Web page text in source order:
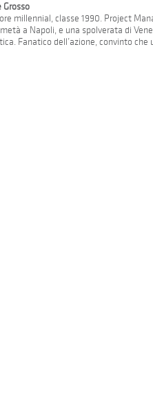
Grosso
millennial, classe 1990. Project
a Napoli, e una spolverata di
Fanatico dell’azione, convinto